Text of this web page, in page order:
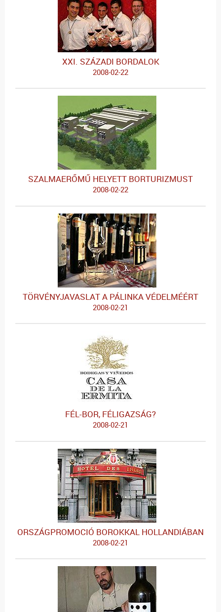
XXI. SZÁZADI BORDALOK
2008-02-22
SZALMAERŐMŰ HELYETT BORTURIZMUST
2008-02-22
TÖRVÉNYJAVASLAT A PÁLINKA VÉDELMÉÉRT
2008-02-21
FÉL-BOR, FÉLIGAZSÁG?
2008-02-21
ORSZÁGPROMOCIÓ BOROKKAL HOLLANDIÁBAN
2008-02-21